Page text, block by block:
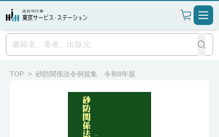
TOP > 砂防関係法令例規集 令和8年版